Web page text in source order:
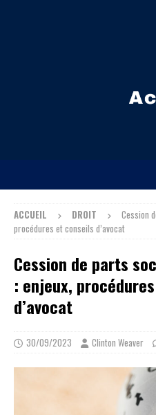
ACCUEIL DROIT
Cession
procédures et conseils d’avocat
Cession de parts
: enjeux,
d’avocat
30/09/2023 Clinton Weaver